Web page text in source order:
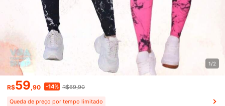
1/2
R$59,90 -14% R$69,90
Queda de preço por tempo limitado